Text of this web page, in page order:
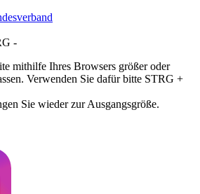
-
mithilfe Ihres Browsers größer oder
Verwenden Sie dafür bitte STRG +
Sie wieder zur Ausgangsgröße.